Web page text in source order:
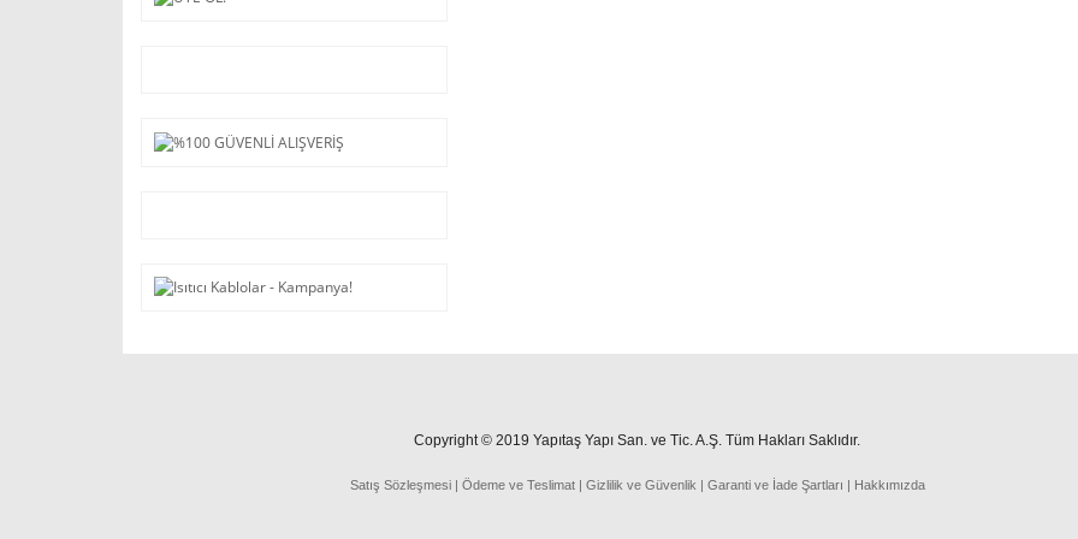
Copyright © 2019 Yapıtaş Yapı San. ve Tic. A.Ş. Tüm Hakları Saklıdır.
Satış Sözleşmesi| Ödeme ve Teslimat| Gizlilik ve Güvenlik Garanti ve İade Şartları Hakkımızda